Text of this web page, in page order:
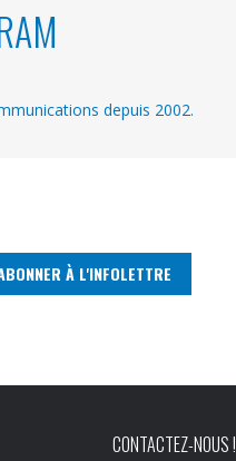
depuis 2002.
CONTACTEZ-NOUS !